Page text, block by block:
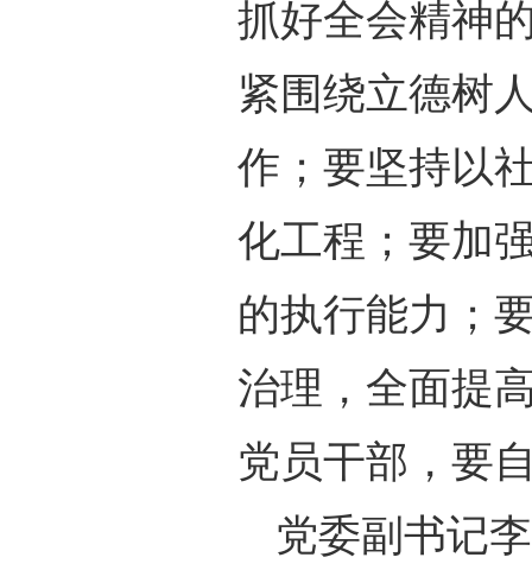
抓好全会精神
紧围绕立德树
作；要坚持以
化工程；要加
的执行能力；
治理，全面提
党员干部，要
党委副书记